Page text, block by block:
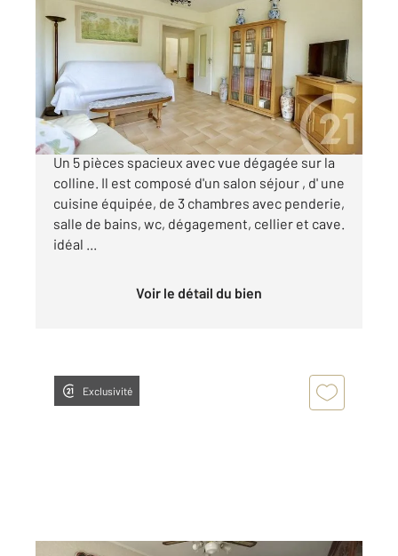
84 m2, 5 pièces
Ref : 12038
Appartement F5 à vendre
200 000 €
SEPTEMES VALLONS Résidence Les Collines
Un 5 pièces spacieux avec vue dégagée sur la
colline. Il est composé d'un salon séjour , d' une
cuisine équipée, de 3 chambres avec penderie,
salle de bains, wc, dégagement, cellier et cave.
idéal ...
Voir le détail du bien
Exclusivité